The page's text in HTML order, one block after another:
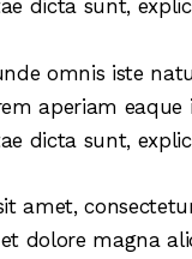
dicta sunt,
omnis iste
aperiam eaque
dicta sunt,
amet,
dolore magna